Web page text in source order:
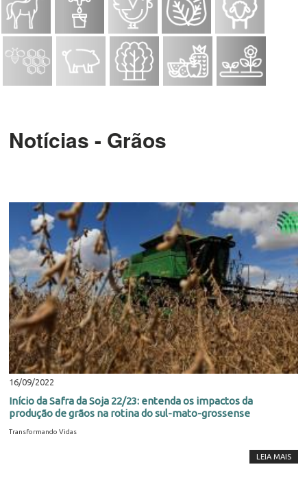
Notícias - Grãos
16/09/2022
Início da Safra da Soja 22/23: entenda os impactos da
produção de grãos na rotina do sul-mato-grossense
Transformando Vidas
LEIA MAIS